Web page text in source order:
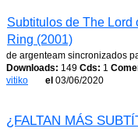
Subtitulos de The Lord
Ring (2001)
de argenteam sincronizados
Downloads: 149 Cds: 1
vitiko
el 03/06/2020
¿FALTAN MÁS